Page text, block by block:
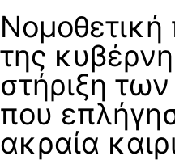
της
στήριξη
που
ακραία